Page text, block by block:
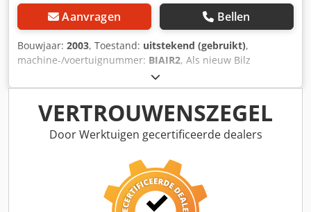
Aanvragen Bellen
Bouwjaar: 2003, Toestand: uitstekend (gebruikt),
machine-/voertuignummer: BIAIR2, Als nieuw Bilz
luchtvering voor Coördinaten Meetmachines incl.: Cjdofn
Ebiopfx Ahmerf - 3 stuks BiAir 2-ED voor 1800kg
laadvermogen per stuk - Elektronische niveauregeling
VERTROUWENSZEGEL
Door Werktuigen gecertificeerde dealers